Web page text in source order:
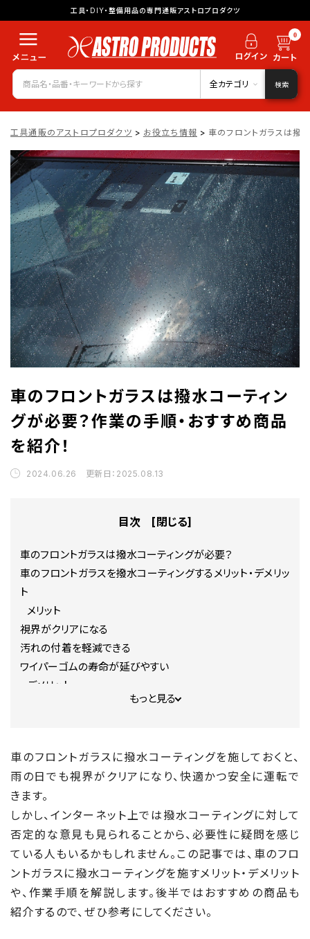
工具・DIY・整備用品の専門通販アストロプロダクツ
0
全カテゴリ 検索
工具通販のアストロプロダクツ > お役立ち情報 > 車のフロントガラスは撥
車のフロントガラスは撥水コーティン
グが必要？作業の手順・おすすめ商品
を紹介！
2024.06.26 更新日：2025.08.13
目次 [閉じる]
車のフロントガラスは撥水コーティングが必要？
車のフロントガラスを撥水コーティングするメリット・デメリッ
ト
メリット
視界がクリアになる
汚れの付着を軽減できる
ワイパーゴムの寿命が延びやすい
デメリット
油膜の反射による視界不良
親水コーティング
撥水コーティング
梅雨の時季には撥水と親水のどちらがおすすめ？
撥水コーティング剤の種類
シリコン系コーティング
フッ素系コーティング
車のフロントガラスを撥水コーティングする手順
1.下地処理
2.コーティング剤の塗布
もっと見る
車のフロントガラスに撥水コーティングを施しておくと、
雨の日でも視界がクリアになり、快適かつ安全に運転で
きます。
しかし、インターネット上では撥水コーティングに対して
否定的な意見も見られることから、必要性に疑問を感じ
ている人もいるかもしれません。この記事では、車のフロ
ントガラスに撥水コーティングを施すメリット・デメリット
や、作業手順を解説します。後半ではおすすめの商品も
紹介するので、ぜひ参考にしてください。